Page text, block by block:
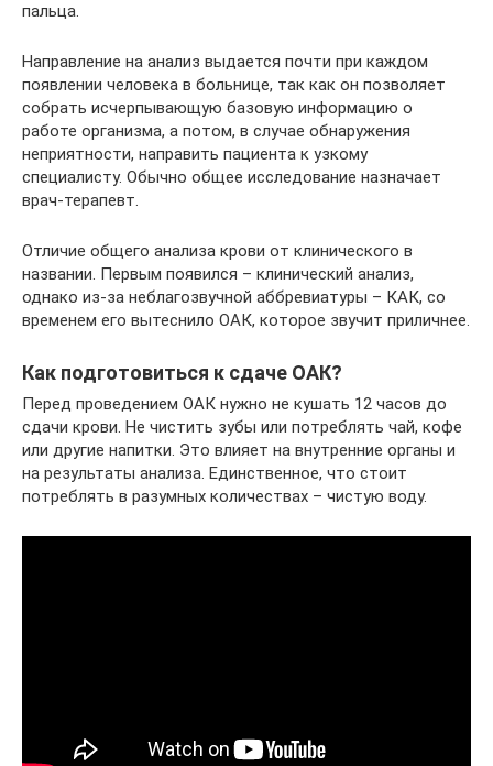
пальца.
Направление на анализ выдается почти при каждом
появлении человека в больнице, так как он позволяет
собрать исчерпывающую базовую информацию о
работе организма, а потом, в случае обнаружения
неприятности, направить пациента к узкому
специалисту. Обычно общее исследование назначает
врач-терапевт.
Отличие общего анализа крови от клинического в
названии. Первым появился – клинический анализ,
однако из-за неблагозвучной аббревиатуры – КАК, со
временем его вытеснило ОАК, которое звучит приличнее.
Как подготовиться к сдаче ОАК?
Перед проведением ОАК нужно не кушать 12 часов до
сдачи крови. Не чистить зубы или потреблять чай, кофе
или другие напитки. Это влияет на внутренние органы и
на результаты анализа. Единственное, что стоит
потреблять в разумных количествах – чистую воду.